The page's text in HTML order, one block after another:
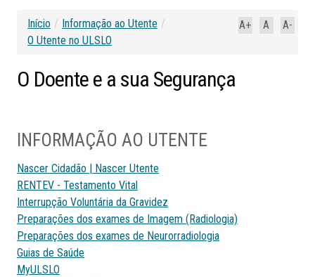
A-
A
A+
Início / Informação ao Utente /
O Utente no ULSLO
O Doente e a sua Segurança
INFORMAÇÃO AO UTENTE
Nascer Cidadão | Nascer Utente
RENTEV - Testamento Vital
Interrupção Voluntária da Gravidez
Preparações dos exames de Imagem (Radiologia)
Preparações dos exames de Neurorradiologia
Guias de Saúde
MyULSLO